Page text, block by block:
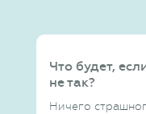
Что будет,
не так?
Ничего